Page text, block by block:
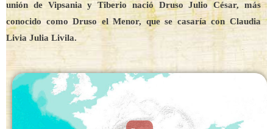
unión de Vipsania y Tiberio nació Druso Julio César, más
conocido como Druso el Menor, que se casaría con Claudia
Livia Julia Livila.